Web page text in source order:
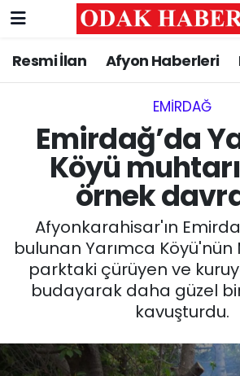
Resmi İlan Afyon Haberleri
EMIRDAĞ‎
Emirdağ’da
Köyü
örnek
Afyonkarahisar'ın
bulunan Yarımca Köyü'nün
parktaki çürüyen ve
budayarak daha güzel
kavuşturdu.
AFYONKARAHİSAR
ASAYİŞ
GÜNCEL
SİYASET
EĞİTİM
SAĞLIK
Nöbetçi Eczaneler
Trafik Durumu
Süper Lig Puan Durumu
Tüm Manşetler
Son Dakika Haberleri